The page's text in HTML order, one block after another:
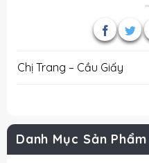
Chị Trang – Cầu Giấy
Danh Mục Sản Phẩm